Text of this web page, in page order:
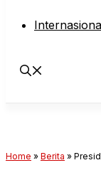
Home » Berita »